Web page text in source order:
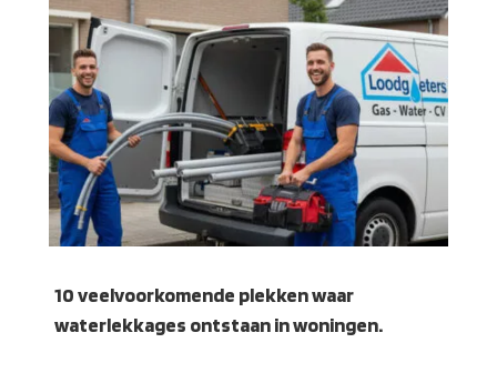
10 veelvoorkomende plekken waar
waterlekkages ontstaan in woningen.